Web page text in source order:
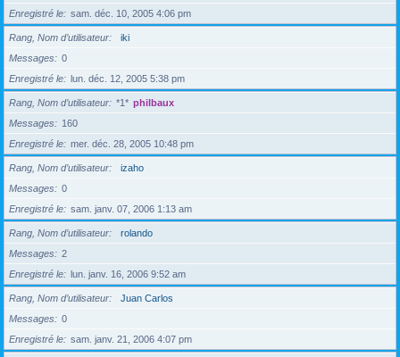
Enregistré le
sam. déc. 10, 2005 4:06 pm
Rang, Nom d’utilisateur
iki
Messages
0
Enregistré le
lun. déc. 12, 2005 5:38 pm
Rang, Nom d’utilisateur *1* philbaux
Messages
160
Enregistré le
mer. déc. 28, 2005 10:48 pm
Rang, Nom d’utilisateur
izaho
Messages
0
Enregistré le
sam. janv. 07, 2006 1:13 am
Rang, Nom d’utilisateur
rolando
Messages
2
Enregistré le
lun. janv. 16, 2006 9:52 am
Rang, Nom d’utilisateur
Juan Carlos
Messages
0
Enregistré le
sam. janv. 21, 2006 4:07 pm